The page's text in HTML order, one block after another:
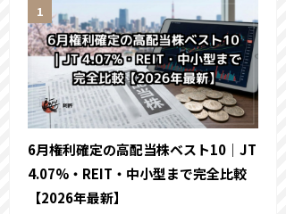
6月権利確定の高配当株ベスト10｜JT
4.07%・REIT・中小型まで完全比較
【2026年最新】